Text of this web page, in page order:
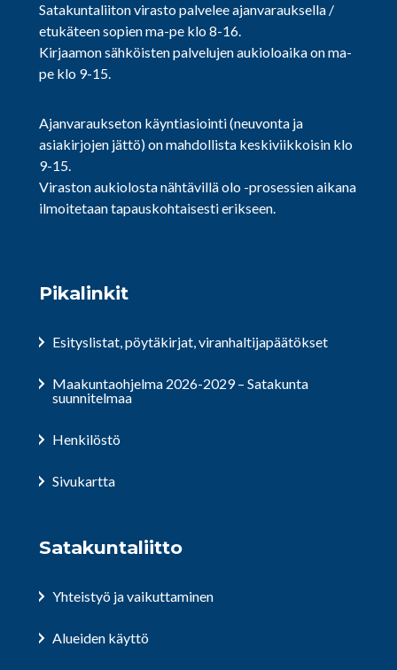
Satakuntaliiton virasto palvelee ajanvarauksella /
etukäteen sopien ma-pe klo 8-16.
Kirjaamon sähköisten palvelujen aukioloaika on ma-
pe klo 9-15.
Ajanvaraukseton käyntiasiointi (neuvonta ja
asiakirjojen jättö) on mahdollista keskiviikkoisin klo
9-15.
Viraston aukiolosta nähtävillä olo -prosessien aikana
ilmoitetaan tapauskohtaisesti erikseen.
Pikalinkit
Esityslistat, pöytäkirjat, viranhaltijapäätökset
Maakuntaohjelma 2026-2029 – Satakunta
suunnitelmaa
Henkilöstö
Sivukartta
Satakuntaliitto
Yhteistyö ja vaikuttaminen
Alueiden käyttö